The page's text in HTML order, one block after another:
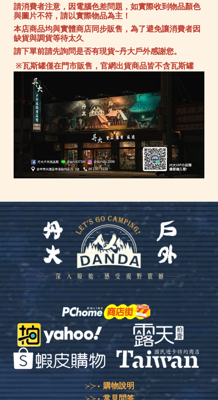
請消費者注意，因電腦色差問題，如實際收到物品顏色
與圖片不符，請以實際物品為主！
本店商品均與實體商店同步販售，為了避免讓消費者因
缺貨與調貨等待太久
請下單前請先詢問是否有現貨~丹大戶外感謝您。
※瓦斯罐僅在門市販售，官網出貨商品皆不含瓦斯罐
購物說明